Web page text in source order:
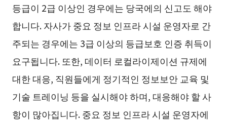
등급이 2급 이상인 경우에는 당국에의 신고도 해야
합니다. 자사가 중요 정보 인프라 시설 운영자로 간
주되는 경우에는 3급 이상의 등급보호 인증 취득이
요구됩니다. 또한, 데이터 로컬라이제이션 규제에
대한 대응, 직원들에게 정기적인 정보보안 교육 및
기술 트레이닝 등을 실시해야 하며, 대응해야 할 사
항이 많아집니다. 중요 정보 인프라 시설 운영자에